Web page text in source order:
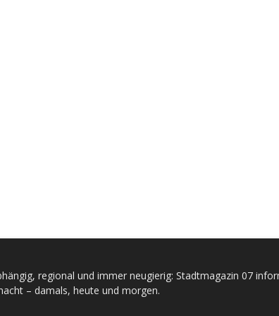
regional und immer neugierig: Stadtmagazin 07
– damals, heute und morgen.